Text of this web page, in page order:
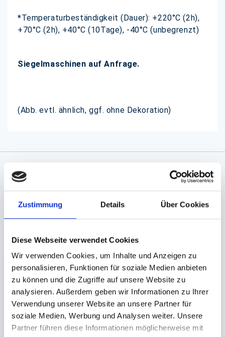
Zustimmung Details Über Cookies
Diese Webseite verwendet Cookies
Wir verwenden Cookies, um Inhalte und Anzeigen zu
personalisieren, Funktionen für soziale Medien anbieten
zu können und die Zugriffe auf unsere Website zu
analysieren. Außerdem geben wir Informationen zu Ihrer
Verwendung unserer Website an unsere Partner für
soziale Medien, Werbung und Analysen weiter. Unsere
Partner führen diese Informationen möglicherweise mit
*Temperaturbeständigkeit (Dauer): +220°C (2h),
+70°C (2h), +40°C (10Tage), -40°C (unbegrenzt)
Siegelmaschinen auf Anfrage.
(Abb. evtl. ähnlich, ggf. ohne Dekoration)
Angaben zur Informationspflichten der GPSR
Produktsicherheitsverordnung:packpack.de GmbH, Am
Bullhamm 24-26, D-26441 Jever, info@packpack.de